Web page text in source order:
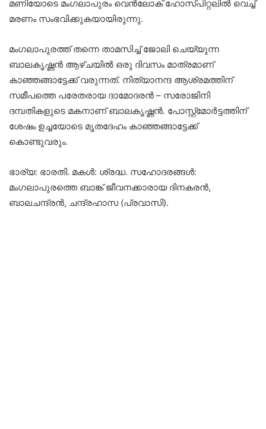
മണിയോടെ മംഗലാപുരം വെൻലോക് ഹോസ്പിറ്റലിൽ വെച്ച്
മരണം സംഭവിക്കുകയായിരുന്നു.
മംഗലാപുരത്ത് തന്നെ താമസിച്ച് ജോലി ചെയ്യുന്ന
ബാലകൃഷ്ണൻ ആഴ്ചയിൽ ഒരു ദിവസം മാത്രമാണ്
കാഞ്ഞങ്ങാട്ടേക്ക് വരുന്നത്. നിത്യാനന്ദ ആശ്രമത്തിന്
സമീപത്തെ പരേതരായ ദാമോദരൻ – സരോജിനി
ദമ്പതികളുടെ മകനാണ് ബാലകൃഷ്ണൻ. പോസ്റ്റ്‌മോർട്ടത്തിന്
ശേഷം ഉച്ചയോടെ മൃതദേഹം കാഞ്ഞങ്ങാട്ടേക്ക്
കൊണ്ടുവരും.
ഭാര്യ: ഭാരതി. മകൾ: ശ്രദ്ധ. സഹോദരങ്ങൾ:
മംഗലാപുരത്തെ ബാങ്ക് ജീവനക്കാരായ ദിനകരൻ,
ബാലചന്ദ്രൻ, ചന്ദ്രഹാസ (പ്രവാസി).